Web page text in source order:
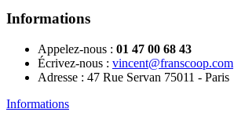
Informations
Appelez-nous : 01 47 00 68 43
Écrivez-nous : vincent@franscoop.com
Adresse : 47 Rue Servan 75011 - Paris
Informations